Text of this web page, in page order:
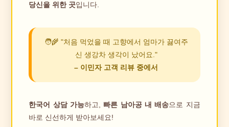
당신을 위한 곳입니다.
🧑‍🌾 "처음 먹었을 때 고향에서 엄마가 끓여주
신 생강차 생각이 났어요."
– 이민자 고객 리뷰 중에서
한국어 상담 가능하고, 빠른 남아공 내 배송으로 지금
바로 신선하게 받아보세요!